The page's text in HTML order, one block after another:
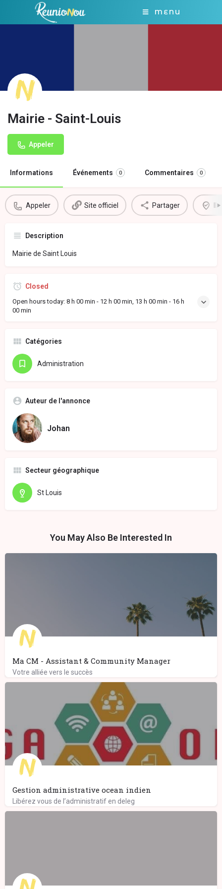
MENU
Mairie - Saint-Louis
Appeler
Informations Événements 0 Commentaires 0
Appeler Site officiel Partager Il
Description
Mairie de Saint Louis
Closed
Open hours today: 8 h 00 min - 12 h 00 min, 13 h 00 min - 16 h
00 min
Catégories
Administration
Auteur de l'annonce
Johan
Secteur géographique
St Louis
You May Also Be Interested In
Ma CM - Assistant & Community Manager
Votre alliée vers le succès
Gestion administrative ocean indien
Libérez vous de l’administratif en deleg